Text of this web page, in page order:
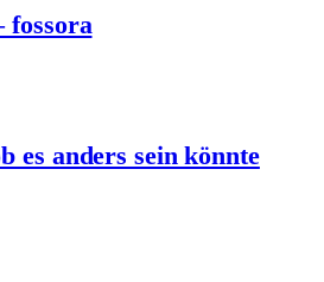
fossora
es anders sein könnte